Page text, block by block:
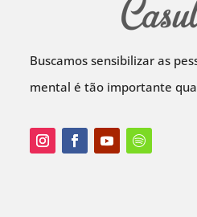
Buscamos sensibilizar as
mental é tão importante